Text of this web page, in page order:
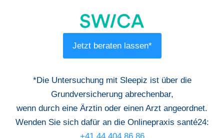
Jetzt beraten lassen*
*Die Untersuchung mit Sleepiz ist über die
Grundversicherung abrechenbar,
wenn durch eine Ärztin oder einen Arzt angeordnet.
Wenden Sie sich dafür an die Onlinepraxis santé24: